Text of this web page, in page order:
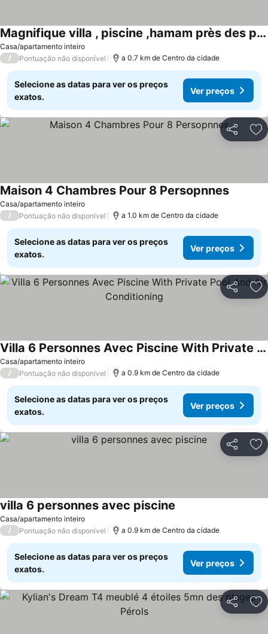
Casa/apartamento inteiro
Magnifique villa , piscine ,hamam près des plages
/ Pontuação não disponível a 0.7 km de Centro da cidade
Selecione as datas para ver os preços
exatos.
Ver preços
Partilhar
Casa/apartamento inteiro
Maison 4 Chambres Pour 8 Persopnnes
/ Pontuação não disponível a 1.0 km de Centro da cidade
Selecione as datas para ver os preços
exatos.
Ver preços
Partilhar
Casa/apartamento inteiro
Villa 6 Personnes Avec Piscine With Private Pool And Air Conditioning
/ Pontuação não disponível a 0.9 km de Centro da cidade
Selecione as datas para ver os preços
exatos.
Ver preços
Partilhar
Casa/apartamento inteiro
villa 6 personnes avec piscine
/ Pontuação não disponível a 0.9 km de Centro da cidade
Selecione as datas para ver os preços
exatos.
Ver preços
Partilhar